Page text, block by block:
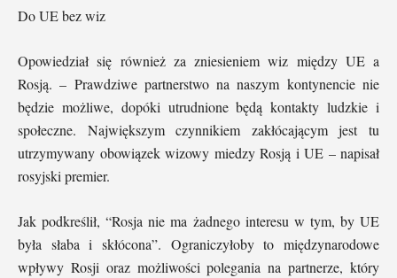
Do UE bez wiz
Opowiedział się również za zniesieniem wiz między UE a
Rosją. – Prawdziwe partnerstwo na naszym kontynencie nie
będzie możliwe, dopóki utrudnione będą kontakty ludzkie i
społeczne. Największym czynnikiem zakłócającym jest tu
utrzymywany obowiązek wizowy miedzy Rosją i UE – napisał
rosyjski premier.
Jak podkreślił, “Rosja nie ma żadnego interesu w tym, by UE
była słaba i skłócona”. Ograniczyłoby to międzynarodowe
wpływy Rosji oraz możliwości polegania na partnerze, który